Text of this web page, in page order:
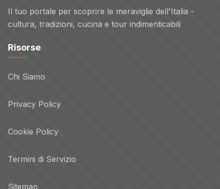
Il tuo portale per scoprire le meraviglie dell'Italia -
cultura, tradizioni, cucina e tour indimenticabili
Risorse
Chi Siamo
Privacy Policy
Cookie Policy
Termini di Servizio
Sitemap